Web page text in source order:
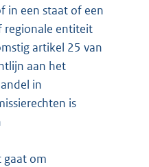
in een staat of een
regionale entiteit
artikel 25 van
aan het
in
is
gaat om